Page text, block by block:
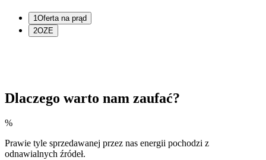
1Oferta na prąd
2OZE
Dlaczego warto nam zaufać?
%
Prawie tyle sprzedawanej przez nas energii pochodzi z
odnawialnych źródeł.